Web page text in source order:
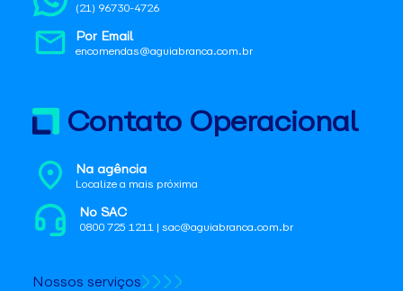
(21) 96730-4726
Por Email
encomendas@aguiabranca.com.br
Contato Operacional
Na agência
Localize a mais próxima
No SAC
0800 725 1211 | sac@aguiabranca.com.br
Nossos serviços